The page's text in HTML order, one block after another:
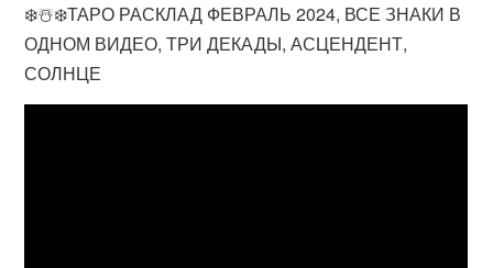
❄️☃️❄️ТАРО РАСКЛАД ФЕВРАЛЬ 2024, ВСЕ ЗНАКИ В
ОДНОМ ВИДЕО, ТРИ ДЕКАДЫ, АСЦЕНДЕНТ,
СОЛНЦЕ